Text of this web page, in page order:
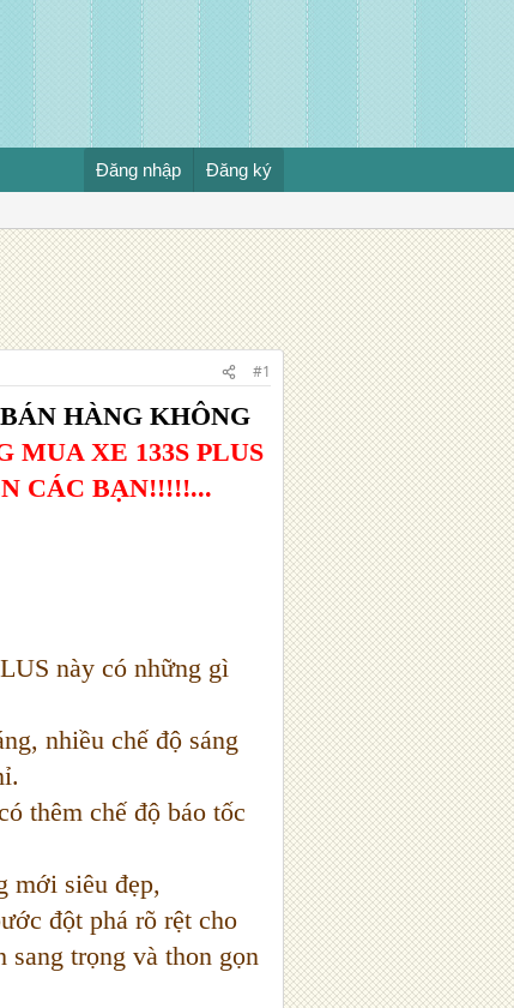
Đăng nhập Đăng ký
#1
HÀNG KHÔNG
XE 133S PLUS
CÁC BẠN!!!!!...
này có những gì
nhiều chế độ sáng
thêm chế độ báo tốc
mới siêu đẹp,
đột phá rõ rệt cho
trọng và thon gọn